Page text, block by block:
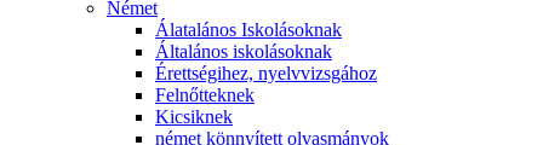
Német
Álatalános Iskolásoknak
Általános iskolásoknak
Érettségihez, nyelvvizsgához
Felnőtteknek
Kicsiknek
német könnyített olvasmányok